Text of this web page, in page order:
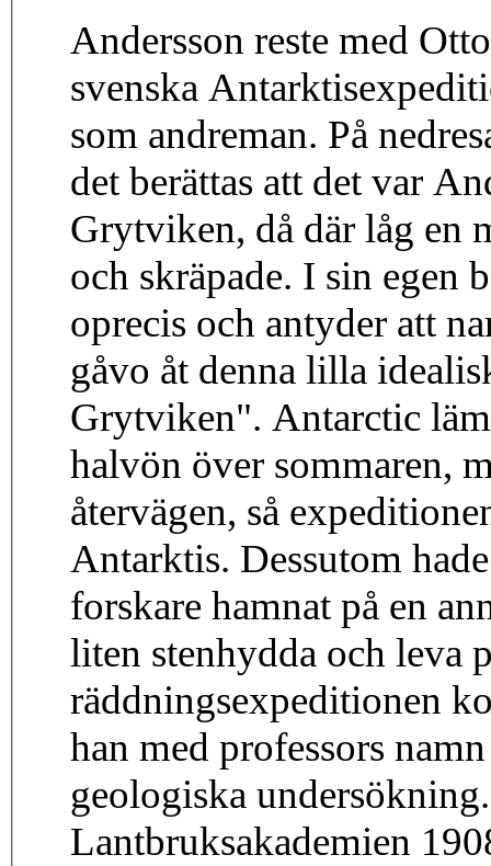
Andersson reste med
svenska
som andreman. På
det berättas att det var
Grytviken, då där låg en
och skräpade. I sin egen
oprecis och antyder att
gåvo åt denna lilla
Grytviken". Antarctic
halvön över sommaren,
återvägen, så
Antarktis. Dessutom
forskare hamnat på en
liten stenhydda och leva
räddningsexpeditionen
han med professors
geologiska
Lantbruksakademien